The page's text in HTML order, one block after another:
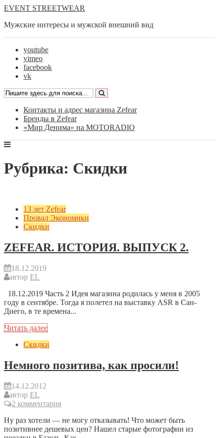
EVENT STREETWEAR
Мужские интересы и мужской внешний вид
youtube
vimeo
facebook
vk
Контакты и адрес магазина Zefear
Бренды в Zefear
«Мир Денима» на MOTORADIO
Рубрика: Скидки
13 лет Zefear
Провал Экономики
Скидки
ZEFEAR. ИСТОРИЯ. ВЫПУСК 2.
18.12.2019
автор EL
18.12.2019 Часть 2 Идея магазина родилась у меня в 2005
году в сентябре. Тогда я полетел на выставку ASR в Сан-
Диего, в те времена...
Читать далее
Скидки
Немного позитива, как просили!
14.12.2012
автор EL
2 комментария
Ну раз хотели — не могу отказывать! Что может быть
позитивнее дешевых цен? Нашел старые фотографии из